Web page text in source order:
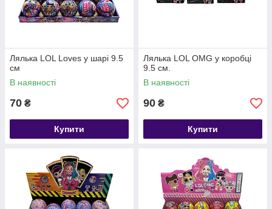
Лялька LOL Loves у шарі 9.5
см
В наявності
70 ₴
Купити
Лялька LOL OMG у коробці
9.5 см.
В наявності
90 ₴
Купити